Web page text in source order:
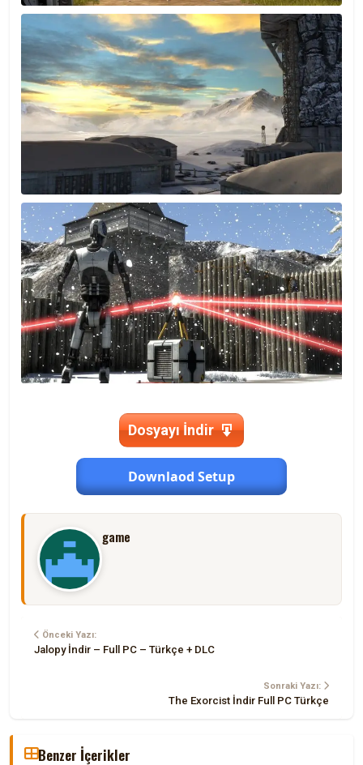
Dosyayı İndir
Downlaod Setup
game
Önceki Yazı:
Jalopy İndir – Full PC – Türkçe + DLC
Sonraki Yazı:
The Exorcist İndir Full PC Türkçe
Benzer İçerikler